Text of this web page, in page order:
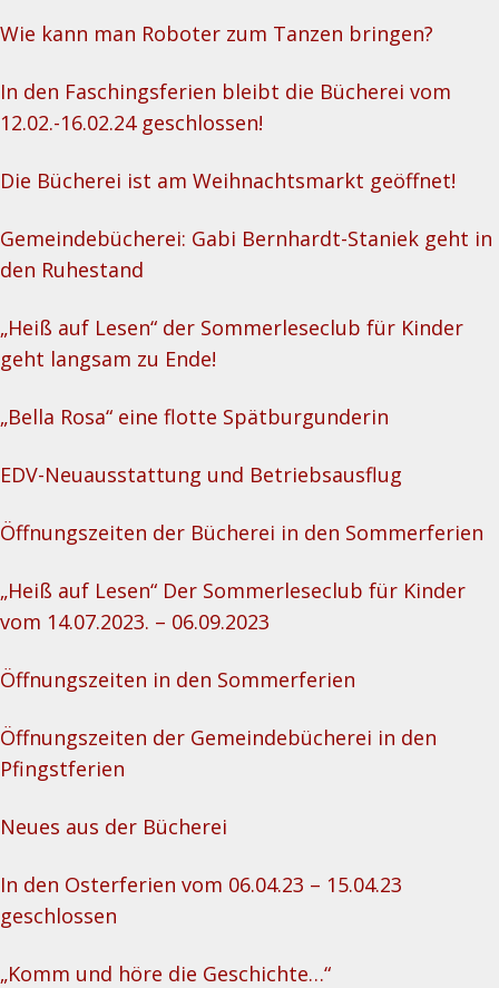
Wie kann man Roboter zum Tanzen bringen?
In den Faschingsferien bleibt die Bücherei vom
12.02.-16.02.24 geschlossen!
Die Bücherei ist am Weihnachtsmarkt geöffnet!
Gemeindebücherei: Gabi Bernhardt-Staniek geht in
den Ruhestand
„Heiß auf Lesen“ der Sommerleseclub für Kinder
geht langsam zu Ende!
„Bella Rosa“ eine flotte Spätburgunderin
EDV-Neuausstattung und Betriebsausflug
Öffnungszeiten der Bücherei in den Sommerferien
„Heiß auf Lesen“ Der Sommerleseclub für Kinder
vom 14.07.2023. – 06.09.2023
Öffnungszeiten in den Sommerferien
Öffnungszeiten der Gemeindebücherei in den
Pfingstferien
Neues aus der Bücherei
In den Osterferien vom 06.04.23 – 15.04.23
geschlossen
„Komm und höre die Geschichte…“